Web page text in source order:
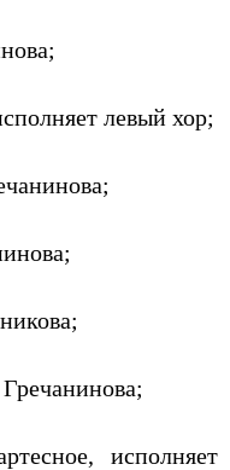
левый хор;
исполняет